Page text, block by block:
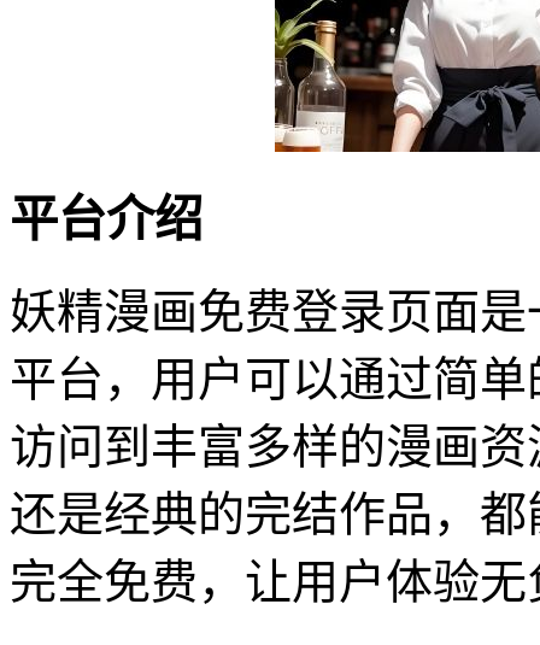
平台介绍
妖精漫画免费登录页面
平台，用户可以通过简
访问到丰富多样的漫画
还是经典的完结作品，
完全免费，让用户体验